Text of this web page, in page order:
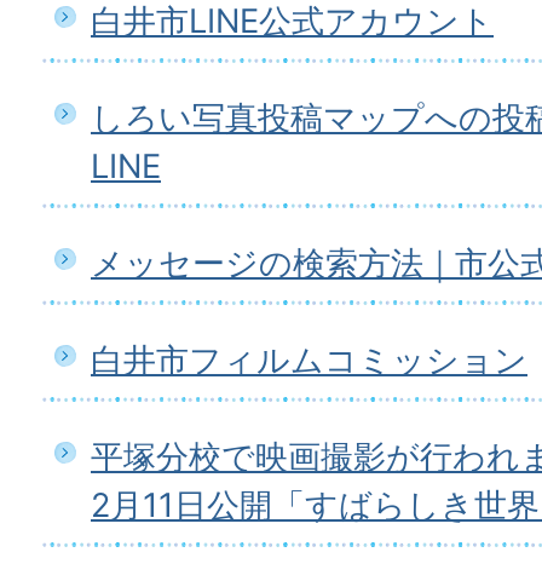
白井市LINE公式アカウント
しろい写真投稿マップへの投
LINE
メッセージの検索方法｜市公
白井市フィルムコミッション
平塚分校で映画撮影が行われ
2月11日公開「すばらしき世